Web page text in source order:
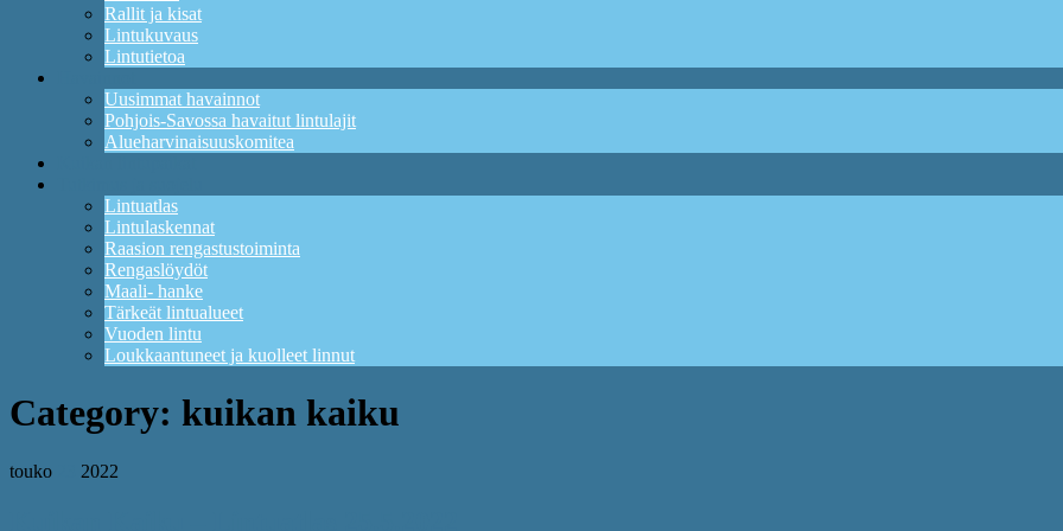
Rallit ja kisat
Lintukuvaus
Lintutietoa
Uusimmat havainnot
Pohjois-Savossa havaitut lintulajit
Alueharvinaisuuskomitea
Lintuatlas
Lintulaskennat
Raasion rengastustoiminta
Rengaslöydöt
Maali- hanke
Tärkeät lintualueet
Vuoden lintu
Loukkaantuneet ja kuolleet linnut
Category: kuikan kaiku
touko 2022